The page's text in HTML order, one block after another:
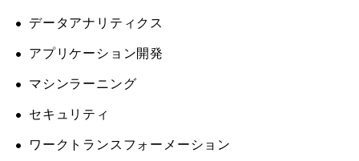
データアナリティクス
アプリケーション開発
マシンラーニング
セキュリティ
ワークトランスフォーメーション